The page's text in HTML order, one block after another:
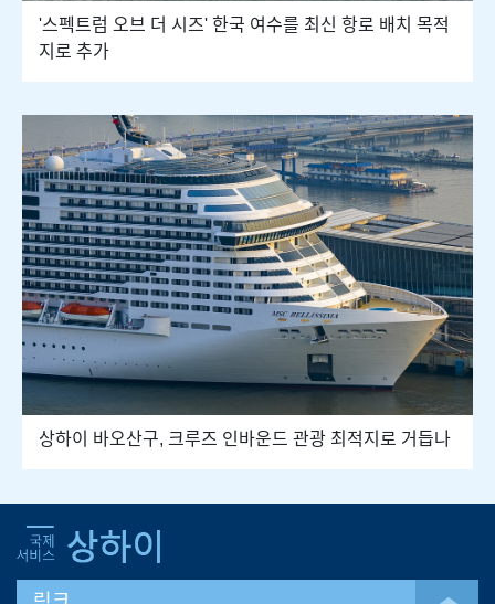
'스펙트럼 오브 더 시즈' 한국 여수를 최신 항로 배치 목적
지로 추가
상하이 바오산구, 크루즈 인바운드 관광 최적지로 거듭나